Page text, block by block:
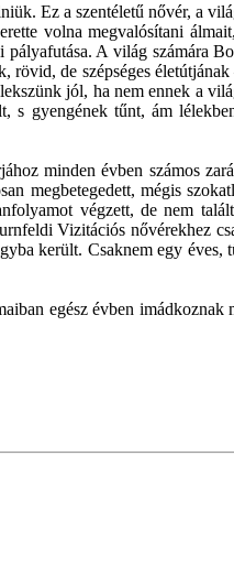
Ez a szentéletű nővér, a
volna megvalósítani
A világ számára
de szépséges
jól, ha nem ennek a
gyengének tűnt, ám
minden évben számos
megbetegedett, mégis
végzett, de nem
Vizitációs nővérekhez
került. Csaknem egy éves,
egész évben